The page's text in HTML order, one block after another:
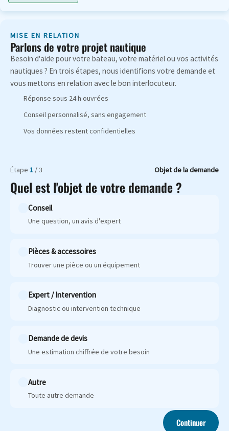
MISE EN RELATION
Parlons de votre projet nautique
Besoin d'aide pour votre bateau, votre matériel ou vos activités
nautiques ? En trois étapes, nous identifions votre demande et
vous mettons en relation avec le bon interlocuteur.
Réponse sous 24 h ouvrées
Conseil personnalisé, sans engagement
Vos données restent confidentielles
Étape 1 / 3 Objet de la demande
Quel est l'objet de votre demande ?
Conseil
Une question, un avis d'expert
Pièces & accessoires
Trouver une pièce ou un équipement
Expert / Intervention
Diagnostic ou intervention technique
Demande de devis
Une estimation chiffrée de votre besoin
Autre
Toute autre demande
Continuer